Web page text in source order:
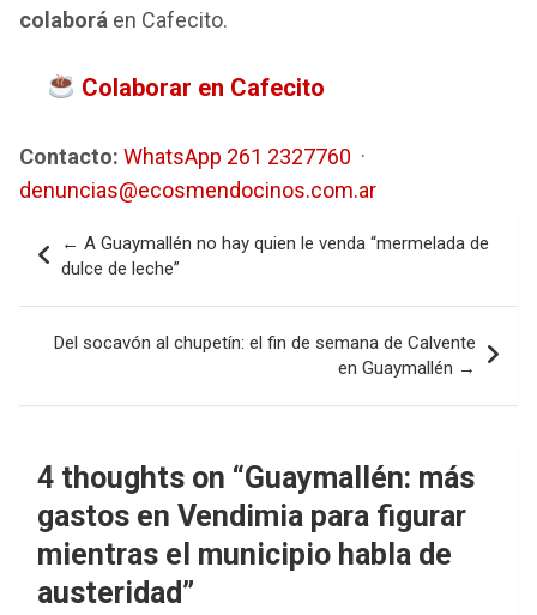
colaborá en Cafecito.
Colaborar en Cafecito
Contacto: WhatsApp 261 2327760 ·
denuncias@ecosmendocinos.com.ar
de
entradas
← A Guaymallén no hay quien le venda “mermelada de
dulce de leche”
Del socavón al chupetín: el fin de semana de Calvente
en Guaymallén →
4 thoughts on “Guaymallén: más
gastos en Vendimia para figurar
mientras el municipio habla de
austeridad”